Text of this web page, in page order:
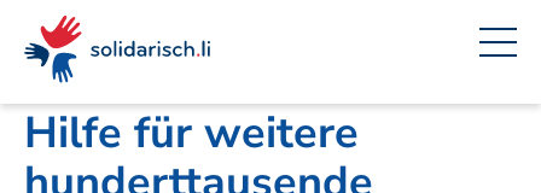
Navigieren
in
solidarisch.li
Schnellnavigation
Seitenkontext
Inhalt
Projekt
von
Amt für Auswärtige Angelegenheiten
Hilfe für weitere